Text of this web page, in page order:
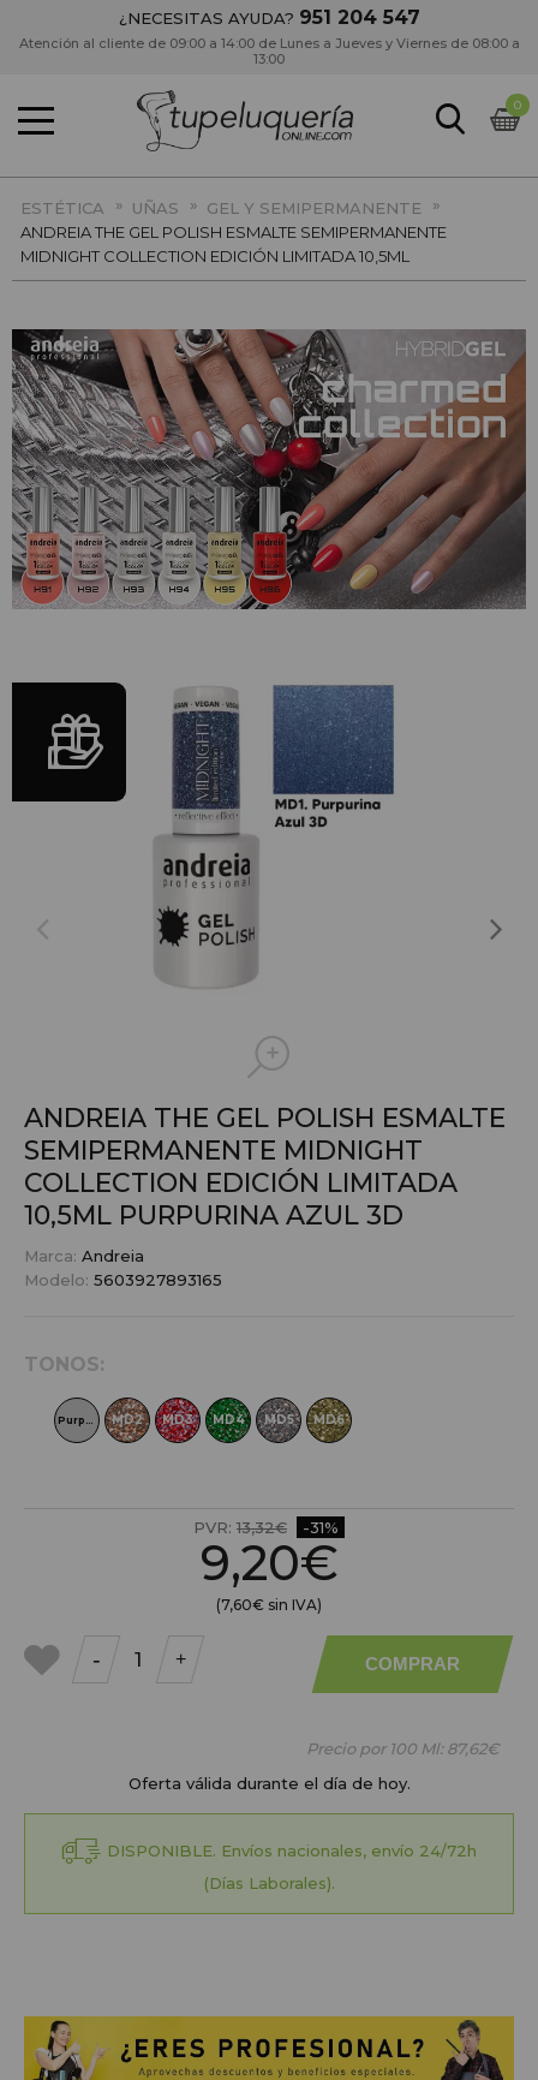
¿NECESITAS AYUDA? 951 204 547
Atención al cliente de 09:00 a 14:00 de Lunes a Jueves y Viernes de 08:00 a
13:00
0
ESTÉTICA » UÑAS » GEL Y SEMIPERMANENTE
»
ANDREIA THE GEL POLISH ESMALTE SEMIPERMANENTE
MIDNIGHT COLLECTION EDICIÓN LIMITADA 10,5ML
ANDREIA THE GEL POLISH ESMALTE
SEMIPERMANENTE MIDNIGHT
COLLECTION EDICIÓN LIMITADA
10,5ML PURPURINA AZUL 3D
Marca: Andreia
Modelo: 5603927893165
TONOS:
MD2 MD3 MD4 MD5 MD6
PVR: 13,32€ -31%
9,20€
(7,60€ sin IVA)
- + COMPRAR
Precio por 100 Ml:87,62€
Oferta válida durante el día de hoy.
DISPONIBLE. Envíos nacionales, envío 24/72h
(Días Laborales).